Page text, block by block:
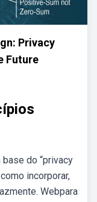
Privacy
Future
do “privacy
incorporar,
Webpara